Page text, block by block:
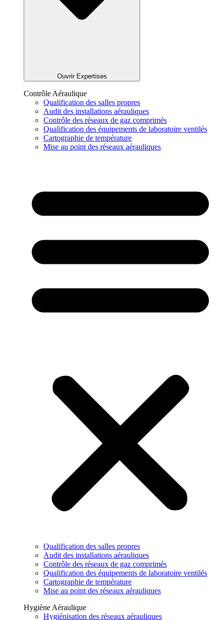
Ouvrir Expertises
Contrôle Aéraulique
Qualification des salles propres
Audit des installations aérauliques
Contrôle des réseaux de gaz comprimés
Qualification des équipements de laboratoire ventilés
Cartographie de température
Mise au point des réseaux aérauliques
Qualification des salles propres
Audit des installations aérauliques
Contrôle des réseaux de gaz comprimés
Qualification des équipements de laboratoire ventilés
Cartographie de température
Mise au point des réseaux aérauliques
Hygiène Aéraulique
Hygiénisation des réseaux aérauliques